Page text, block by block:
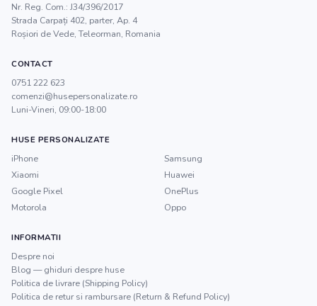
Nr. Reg. Com.: J34/396/2017
Strada Carpați 402, parter, Ap. 4
Roșiori de Vede,Teleorman, Romania
CONTACT
0751 222 623
comenzi@husepersonalizate.ro
Luni-Vineri, 09:00-18:00
HUSE PERSONALIZATE
iPhone
Samsung
Xiaomi
Huawei
Google Pixel
OnePlus
Motorola
Oppo
INFORMATII
Despre noi
Blog — ghiduri despre huse
Politica de livrare (Shipping Policy)
Politica de retur si rambursare (Return & Refund Policy)